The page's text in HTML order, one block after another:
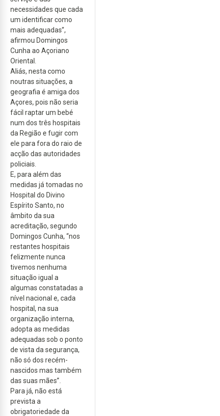
necessidades que cada
um identificar como
mais adequadas”,
afirmou Domingos
Cunha ao Açoriano
Oriental.
Aliás, nesta como
noutras situações, a
geografia é amiga dos
Açores, pois não seria
fácil raptar um bebé
num dos três hospitais
da Região e fugir com
ele para fora do raio de
acção das autoridades
policiais.
E, para além das
medidas já tomadas no
Hospital do Divino
Espírito Santo, no
âmbito da sua
acreditação, segundo
Domingos Cunha, “nos
restantes hospitais
felizmente nunca
tivemos nenhuma
situação igual a
algumas constatadas a
nível nacional e, cada
hospital, na sua
organização interna,
adopta as medidas
adequadas sob o ponto
de vista da segurança,
não só dos recém-
nascidos mas também
das suas mães”.
Para já, não está
prevista a
obrigatoriedade da